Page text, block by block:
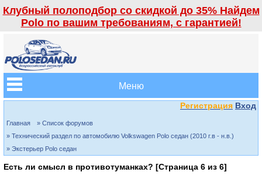
Клубный полоподбор со скидкой до 35% Найдем
Polo по вашим требованиям, с гарантией!
Меню
Регистрация Вход
Главная
» Список форумов
» Технический раздел по автомобилю Volkswagen Polo седан (2010 г.в - н.в.)
» Экстерьер Polo седан
Есть ли смысл в противотуманках? [Страница 6 из 6]